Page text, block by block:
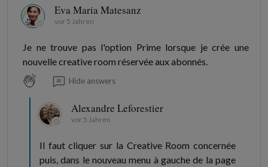
Eva Maria Matesanz
vor 5 Jahren
Je ne trouve pas l'option Prime lorsque je crée une
nouvelle creative room réservée aux abonnés.
Hide answers
Alexandre Leforestier
vor 5 Jahren
Il faut cliquer sur la Creative Room concernée
puis, dans le nouveau menu à gauche de la page